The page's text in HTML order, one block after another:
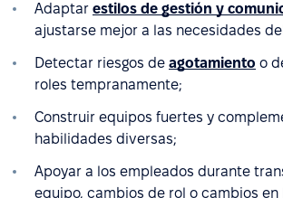
Adaptar estilos de gestión y
ajustarse mejor a las necesidades
Detectar riesgos de agotamiento o
roles tempranamente;
Construir equipos fuertes y
habilidades diversas;
Apoyar a los empleados durante
equipo, cambios de rol o cambios en